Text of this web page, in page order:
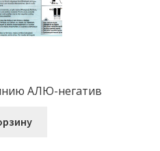
АЛЮ-негатив